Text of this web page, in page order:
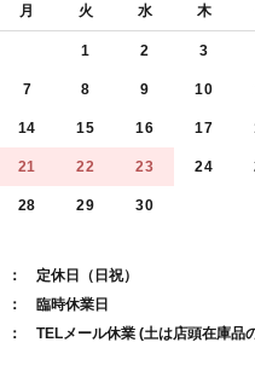
月 火 水 木
1 2 3
7 8 9 10
14 15 16 17
21 22 23 24
28 29 30
： 定休日（日祝）
： 臨時休業日
： TELメール休業 (土は店頭在庫品